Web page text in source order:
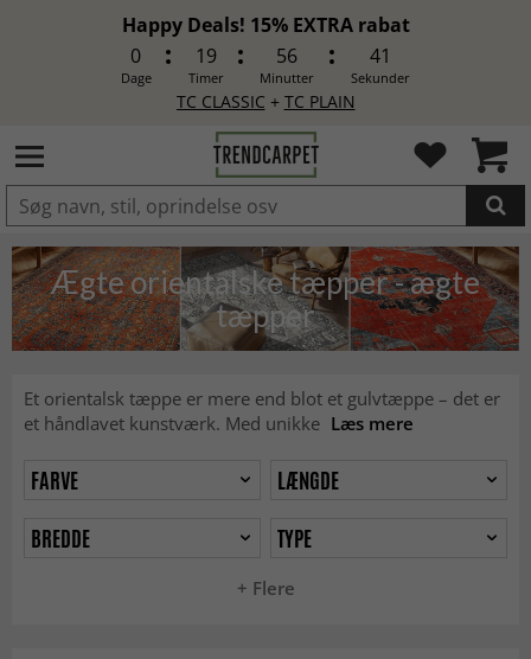
Happy Deals! 15% EXTRA rabat
0
Dage
19
Timer
56
Minutter
39
Sekunder
TC CLASSIC + TC PLAIN
LAGT I INDKØBSKURVEN.
Ægte orientalske tæpper - ægte
tæpper
Et orientalsk tæppe er mere end blot et gulvtæppe – det er
et håndlavet kunstværk. Med unikke Læs mere
+ Flere
FARVE
LÆNGDE
BREDDE
TYPE